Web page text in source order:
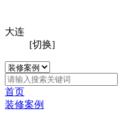
大连
[切换]
首页
装修案例